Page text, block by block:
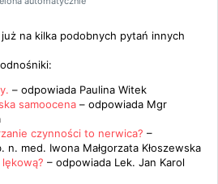
na kilka podobnych pytań innych
– odpowiada Paulina Witek
samoocena – odpowiada Mgr
czynności to nerwica? –
n. med. Iwona Małgorzata Kłoszewska
– odpowiada Lek. Jan Karol